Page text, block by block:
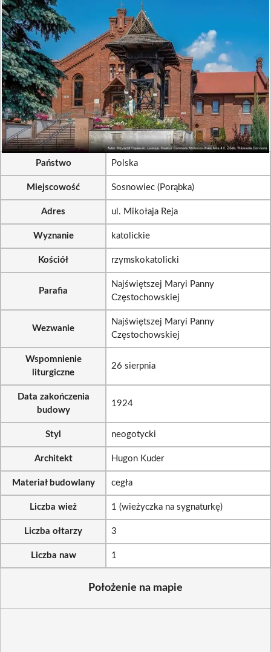
Państwo Polska
Miejscowość Sosnowiec (Porąbka)
Adres ul. Mikołaja Reja
Wyznanie katolickie
Kościół rzymskokatolicki
Parafia
Najświętszej Maryi Panny
Częstochowskiej
Wezwanie
Najświętszej Maryi Panny
Częstochowskiej
Wspomnienie
liturgiczne
26 sierpnia
Data zakończenia
budowy
1924
Styl neogotycki
Architekt Hugon Kuder
Materiał budowlany cegła
Liczba wież 1 (wieżyczka na sygnaturkę)
Liczba ołtarzy 3
Liczba naw 1
Położenie na mapie